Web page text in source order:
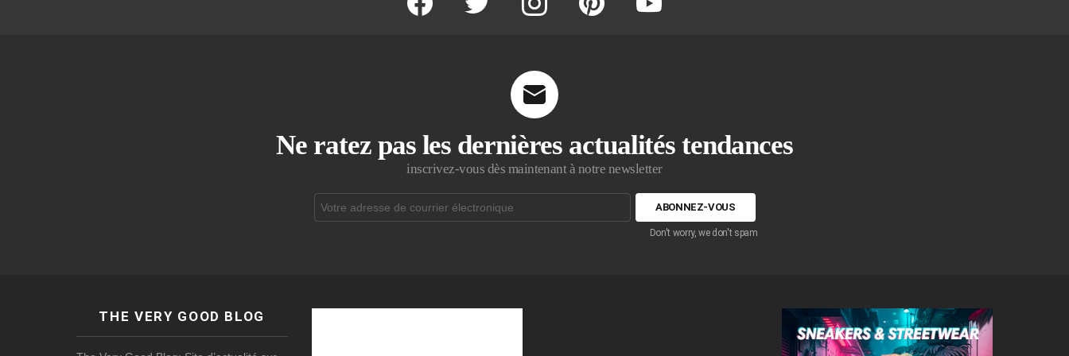
Ne ratez pas les dernières actualités tendances
inscrivez-vous dès maintenant à notre newsletter
de
courrier
Don't worry, we don't spam
THE VERY GOOD BLOG